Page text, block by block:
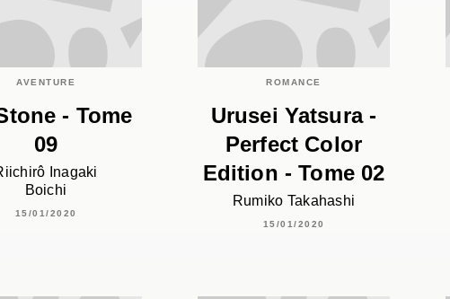
AVENTURE
- Tome
09
Inagaki
Boichi
15/01/2020
ROMANCE
Urusei Yatsura -
Perfect Color
Edition - Tome 02
Rumiko Takahashi
15/01/2020